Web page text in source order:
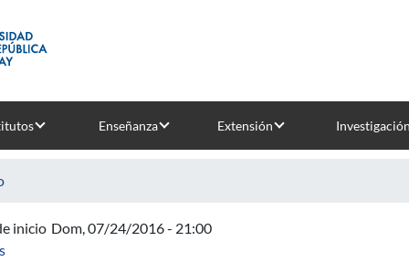
Enseñanza Extensión Investigación
inicio Dom, 07/24/2016 - 21:00
sobre Curso de Español para estudiantes de intercambio